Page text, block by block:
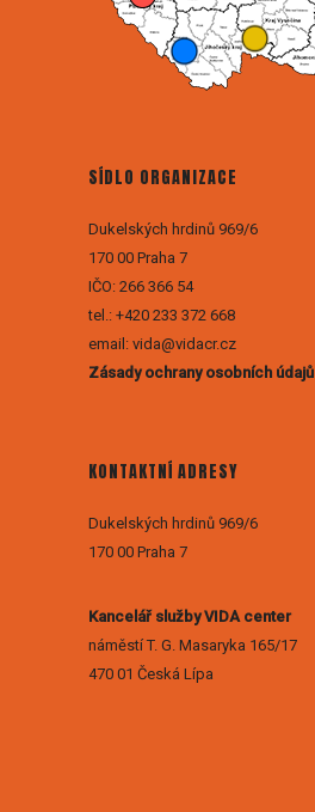
SÍDLO ORGANIZACE
Dukelských hrdinů 969/6
170 00 Praha 7
IČO: 266 366 54
tel.: +420 233 372 668
email: vida@vidacr.cz
Zásady ochrany osobních údajů
KONTAKTNÍ ADRESY
Dukelských hrdinů 969/6
170 00 Praha 7
Kancelář služby VIDA center
náměstí T. G. Masaryka 165/17
470 01 Česká Lípa